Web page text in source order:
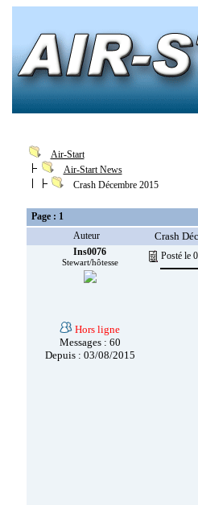
Air-Start
Air-Start News
Crash Décembre 2015
Page : 1
Auteur
Crash
Ins0076
Stewart/hôtesse
Posté le
Hors ligne
Messages : 60
Depuis : 03/08/2015